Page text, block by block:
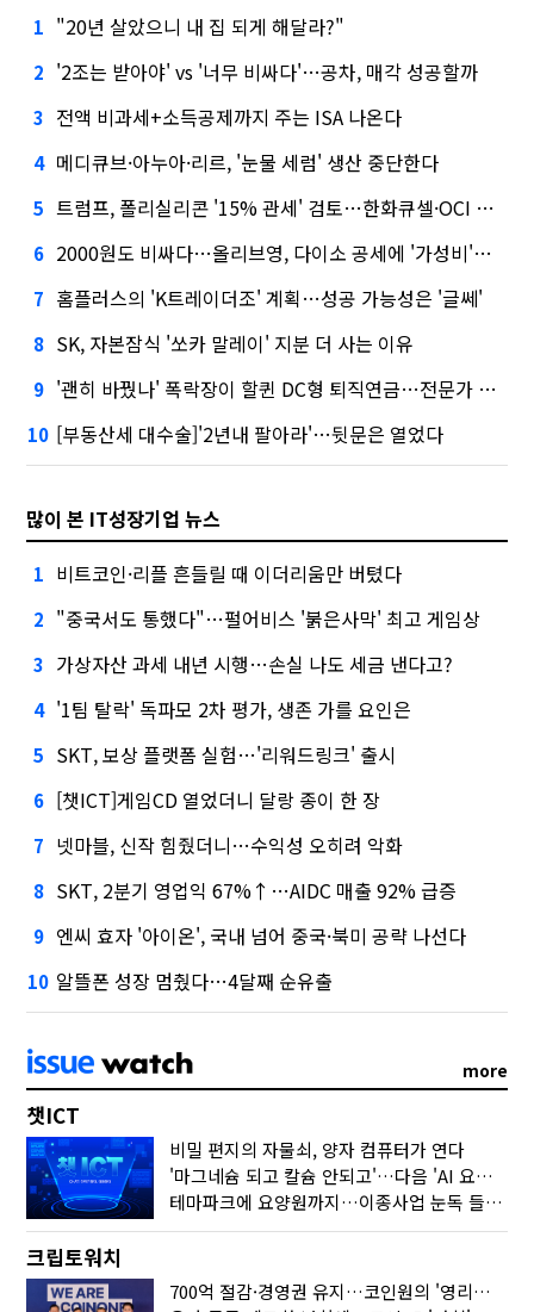
1 "20년 살았으니 내 집 되게 해달라?"
2 '2조는 받아야' vs '너무 비싸다'…공차, 매각 성공할까
3 전액 비과세+소득공제까지 주는 ISA 나온다
4 메디큐브·아누아·리르, '눈물 세럼' 생산 중단한다
5 트럼프, 폴리실리콘 '15% 관세' 검토…한화큐셀·OCI 영향은?
6 2000원도 비싸다…올리브영, 다이소 공세에 '가성비'로 맞불
7 홈플러스의 'K트레이더조' 계획…성공 가능성은 '글쎄'
8 SK, 자본잠식 '쏘카 말레이' 지분 더 사는 이유
9 '괜히 바꿨나' 폭락장이 할퀸 DC형 퇴직연금…전문가 조언은
10 [부동산세 대수술]'2년내 팔아라'…뒷문은 열었다
많이 본 IT성장기업 뉴스
1 비트코인·리플 흔들릴 때 이더리움만 버텼다
2 "중국서도 통했다"…펄어비스 '붉은사막' 최고 게임상
3 가상자산 과세 내년 시행…손실 나도 세금 낸다고?
4 '1팀 탈락' 독파모 2차 평가, 생존 가를 요인은
5 SKT, 보상 플랫폼 실험…'리워드링크' 출시
6 [챗ICT]게임CD 열었더니 달랑 종이 한 장
7 넷마블, 신작 힘줬더니…수익성 오히려 악화
8 SKT, 2분기 영업익 67%↑…AIDC 매출 92% 급증
9 엔씨 효자 '아이온', 국내 넘어 중국·북미 공략 나선다
10 알뜰폰 성장 멈췄다…4달째 순유출
more
챗ICT
비밀 편지의 자물쇠, 양자 컴퓨터가 연다
'마그네슘 되고 칼슘 안되고'…다음 'AI 요약' 갈 길은
테마파크에 요양원까지…이종사업 눈독 들이는 게임사
크립토워치
700억 절감·경영권 유지…코인원의 '영리한 딜'